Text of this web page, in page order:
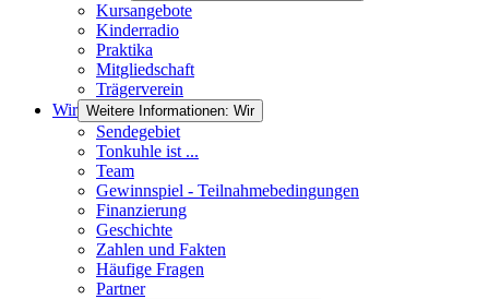
Kursangebote
Kinderradio
Praktika
Mitgliedschaft
Trägerverein
Wir Weitere Informationen: Wir
Sendegebiet
Tonkuhle ist ...
Team
Gewinnspiel - Teilnahmebedingungen
Finanzierung
Geschichte
Zahlen und Fakten
Häufige Fragen
Partner